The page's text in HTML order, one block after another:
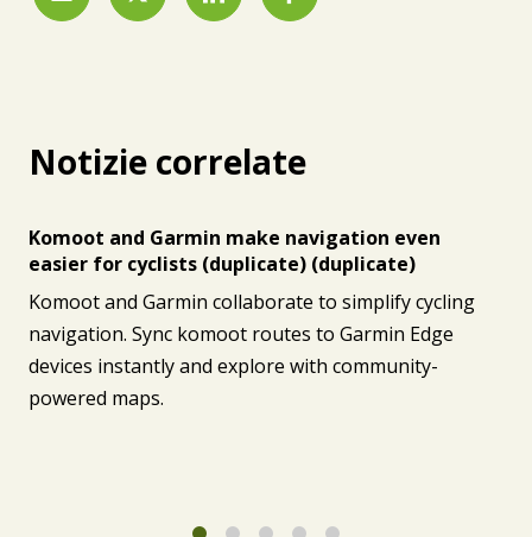
Notizie correlate
Komoot and Garmin make navigation even
easier for cyclists (duplicate) (duplicate)
Komoot and Garmin collaborate to simplify cycling
navigation. Sync komoot routes to Garmin Edge
devices instantly and explore with community-
powered maps.